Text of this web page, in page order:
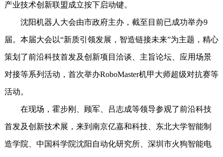
产业技术创新联盟成立按下启动键。
沈阳机器人大会由市政府主办，截至目前已成功举办9
届。本届大会以“新质引领发展，智造链接未来”为主题，精心
策划了前沿科技首发及创新项目洽谈、主旨论坛、应用场景
对接等系列活动，首次举办RoboMaster机甲大师超级对抗赛等
活动。
在现场，霍步刚、顾军、吕志成等领导参观了前沿科技
首发及创新技术展，来到南京亿嘉和科技、东北大学智能制
造学院、中国科学院沈阳自动化研究所、深圳市火狗智能电